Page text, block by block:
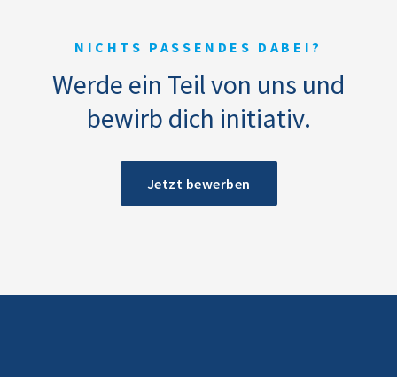
NICHTS PASSENDES DABEI?
Werde ein Teil von uns und
bewirb dich initiativ.
Jetzt bewerben